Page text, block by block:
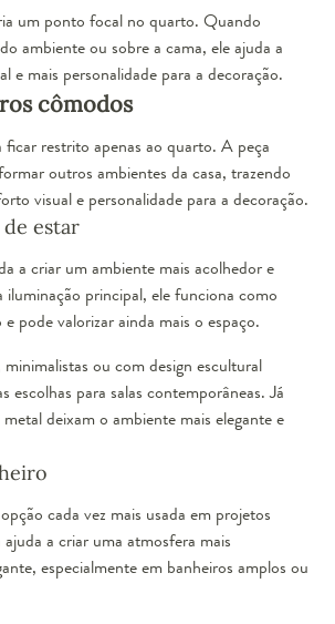
um ponto focal no quarto. Quando
ambiente ou sobre a cama, ele ajuda a
e mais personalidade para a decoração.
cômodos
restrito apenas ao quarto. A peça
outros ambientes da casa, trazendo
visual e personalidade para a decoração.
de estar
a criar um ambiente mais acolhedor e
principal, ele funciona como
pode valorizar ainda mais o espaço.
ou com design escultural
escolhas para salas contemporâneas. Já
deixam o ambiente mais elegante e
cada vez mais usada em projetos
a criar uma atmosfera mais
especialmente em banheiros amplos ou